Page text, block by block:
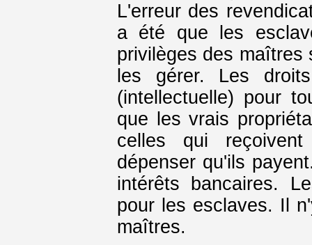
L'erreur des
a été que les
privilèges des maîtres
les gérer. Les
(intellectuelle) pour
que les vrais
celles qui
dépenser qu'ils
intérêts bancaires.
pour les esclaves. Il
maîtres.